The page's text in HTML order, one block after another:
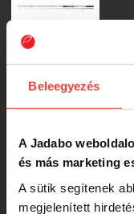
Beleegyezés
A Jadabo
és más marketing
A sütik segítenek
megjelenített